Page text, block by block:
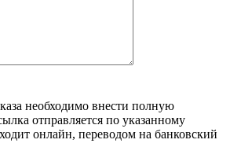
необходимо внести полную
отправляется по указанному
онлайн, переводом на банковский